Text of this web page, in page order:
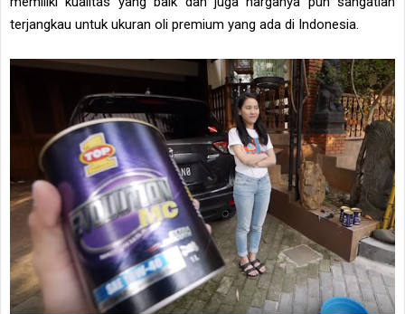
terjangkau untuk ukuran oli premium yang ada di Indonesia.